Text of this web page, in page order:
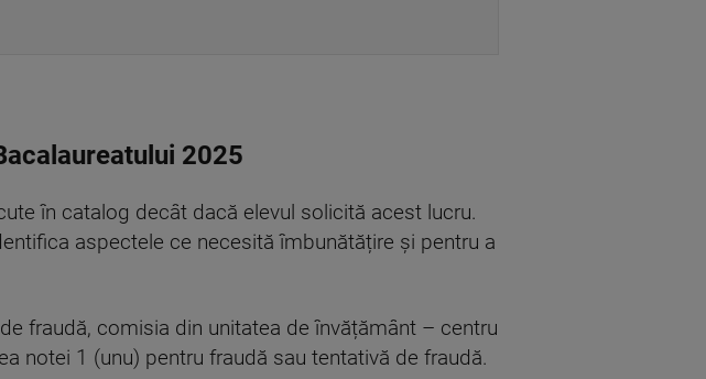
2025
în catalog decât dacă elevul solicită acest lucru.
aspectele ce necesită îmbunătățire și pentru a
fraudă, comisia din unitatea de învățământ – centru
notei 1 (unu) pentru fraudă sau tentativă de fraudă.